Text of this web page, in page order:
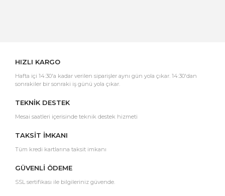
HIZLI KARGO
Hafta içi 14:30'a kadar verilen siparişler aynı gün yola çıkar. 14:30'dan
sonrakiler bir sonraki iş günü yola çıkar.
TEKNİK DESTEK
Mesai saatleri içerisinde teknik destek hizmeti
TAKSİT İMKANI
Tüm kredi kartlarına taksit imkanı
GÜVENLİ ÖDEME
SSL sertifikası ile bilgileriniz güvende.